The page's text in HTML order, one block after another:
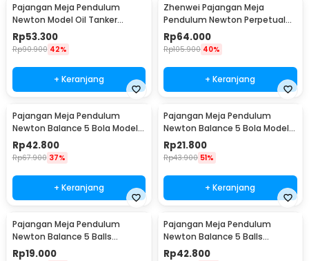
Pajangan Meja Pendulum
Newton Model Oil Tanker
Perpetual Debate - B101
Rp53.300
Rp90.900 42%
+ Keranjang
Zhenwei Pajangan Meja
Pendulum Newton Perpetual
Model Ferris Wheel - ZPW
Rp64.000
Rp105.900 40%
+ Keranjang
Pajangan Meja Pendulum
Newton Balance 5 Bola Model
Arched M - ZY02
Rp42.800
Rp67.900 37%
+ Keranjang
Pajangan Meja Pendulum
Newton Balance 5 Bola Model
Arched S - ZY02
Rp21.800
Rp43.900 51%
+ Keranjang
Pajangan Meja Pendulum
Newton Balance 5 Balls
Stainless Steel Model T S -
Rp19.000
Pajangan Meja Pendulum
Newton Balance 5 Balls
Stainless Steel Model T L -
Rp42.800